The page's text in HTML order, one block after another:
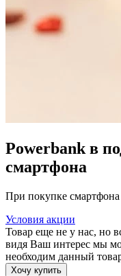
Powerbank в
смартфона
При покупке смартфона
Условия акции
Товар еще не у нас, но
видя Ваш интерес мы
необходим данный
Хочу купить